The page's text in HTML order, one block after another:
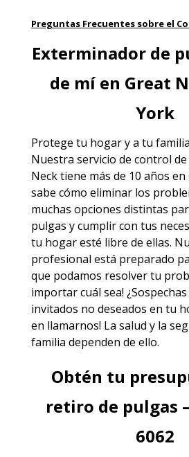
Preguntas Frecuentes sobre el
Exterminador de
de mí en Great
York
Protege tu hogar y a tu
Nuestra servicio de control
Necktiene más de 10 años en
sabe cómo eliminar los
muchas opciones distintas
pulgas y cumplir con tus
tu hogar esté libre de ellas.
profesional está preparado
que podamos resolver tu
importar cuál sea!
invitados no deseados en tu
en llamarnos! La salud y la
familia dependen de ello.
Obtén tu
retiro de pulgas
6062